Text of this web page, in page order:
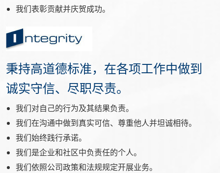
我们表彰贡献并庆贺成功。
秉持高道德标准，在各项工作中做到
诚实守信、尽职尽责。
我们对自己的行为及其结果负责。
我们在沟通中做到真实可信、尊重他人并坦诚相待。
我们始终践行承诺。
我们是企业和社区中负责任的个人。
我们依照公司政策和法规规定开展业务。